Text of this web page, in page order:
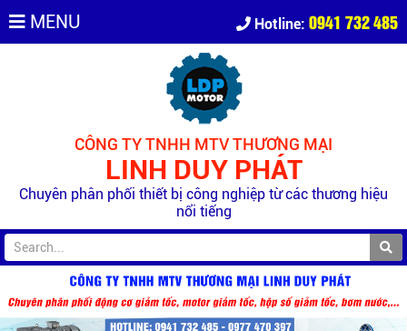
MENU Hotline: 0941 732 485
CÔNG TY TNHH MTV THƯƠNG MẠI
LINH DUY PHÁT
Chuyên phân phối thiết bị công nghiệp từ các thương hiệu
nổi tiếng